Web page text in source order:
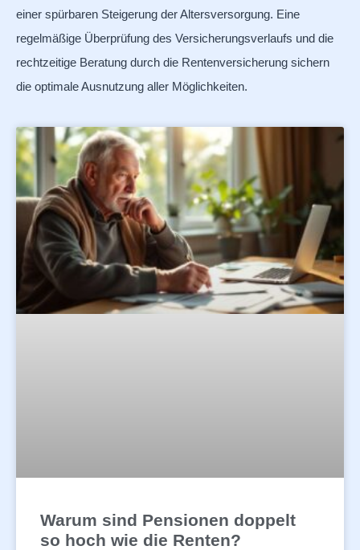
Warum sind Pensionen doppelt
so hoch wie die Renten?
einer spürbaren Steigerung der Altersversorgung. Eine
regelmäßige Überprüfung des Versicherungsverlaufs und die
rechtzeitige Beratung durch die Rentenversicherung sichern
die optimale Ausnutzung aller Möglichkeiten.